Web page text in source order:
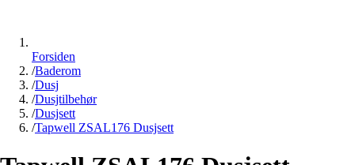
Forsiden
/Baderom
/Dusj
/Dusjtilbehør
/Dusjsett
/Tapwell ZSAL176 Dusjsett